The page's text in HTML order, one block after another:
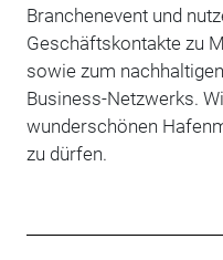
Branchenevent und
Geschäftskontakte zu
sowie zum
Business-Netzwerks.
wunderschönen
zu dürfen.